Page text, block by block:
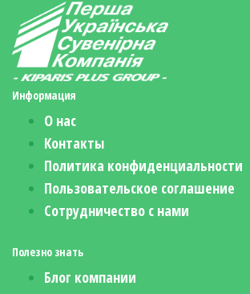
Информация
О нас
Контакты
Политика конфиденциальности
Пользовательское соглашение
Сотрудничество с нами
Полезно знать
Блог компании